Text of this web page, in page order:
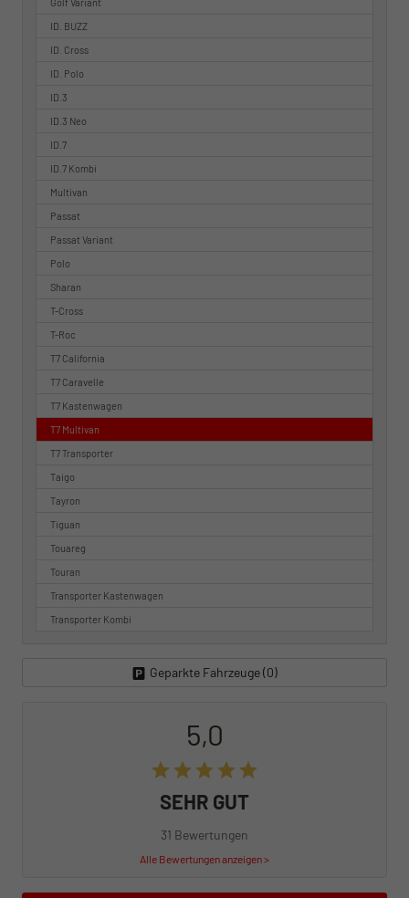
ID. BUZZ
ID. Cross
ID. Polo
ID.3
ID.3 Neo
ID.7
ID.7 Kombi
Multivan
Passat
Passat Variant
Polo
Sharan
T-Cross
T-Roc
T7 California
T7 Caravelle
T7 Kastenwagen
T7 Multivan
T7 Transporter
Taigo
Tayron
Tiguan
Touareg
Touran
Transporter Kastenwagen
Transporter Kombi
Geparkte Fahrzeuge (0)
5,0
SEHR GUT
31 Bewertungen
Alle Bewertungen anzeigen >